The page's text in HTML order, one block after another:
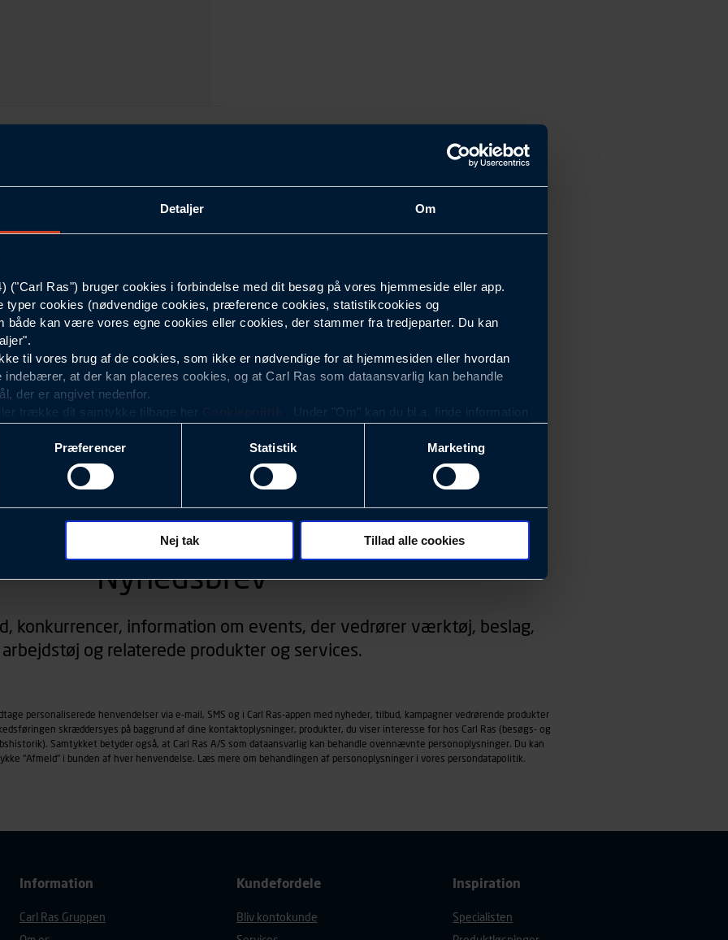
Detaljer Om
("Carl Ras") bruger cookies i forbindelse med dit besøg på vores hjemmeside eller app.
typer cookies (nødvendige cookies, præference cookies, statistikcookies og
både kan være vores egne cookies eller cookies, der stammer fra tredjeparter. Du kan
til vores brug af de cookies, som ikke er nødvendige for at hjemmesiden eller hvordan
indebærer, at der kan placeres cookies, og at Carl Ras som dataansvarlig kan behandle
der er angivet nedenfor.
trække dit samtykke tilbage her
. Under "Om" kan du bl.a. finde information
med det formål at optimere design, brugervenlighed og effektiviteten af vores
analyser af, hvilke oplysninger der er mest populære, og som derfor skal være nemme at
hvad der klikkes på, sider/indhold der besøges, browsertype, søgeord, IP-adresse,
(computer, smartphone mv.) samt de features, der anvendes.
sig på. Til dette formål behandles der personoplysninger om dit foretrukne sprog, og den
med det formål at spore besøgende på vores hjemmeside og apps med
vise annoncer, der er relevante (profilering). Til dette formål behandles der
der anvendes.
persondatapolitik, der indeholder yderligere information om behandling af
Præferencer Statistik Marketing
Nej tak Tillad alle cookies
Hvid
Herre
Nyhedsbrev
konkurrencer, information om events, der vedrører værktøj, beslag,
arbejdstøj og relaterede produkter og services.
personaliserede henvendelser via e-mail, SMS og i Carl Ras-appen med nyheder, tilbud, kampagner vedrørende produkter
skræddersyes på baggrund af dine kontaktoplysninger, produkter, du viser interesse for hos Carl Ras (besøgs- og
Samtykket betyder også, at Carl Ras A/S som dataansvarlig kan behandle ovennævnte personoplysninger. Du kan
"Afmeld" i bunden af hver henvendelse. Læs mere om behandlingen af personoplysninger i vores persondatapolitik.
Information
Carl Ras Gruppen
Kundefordele
Bliv kontokunde
Inspiration
Specialisten